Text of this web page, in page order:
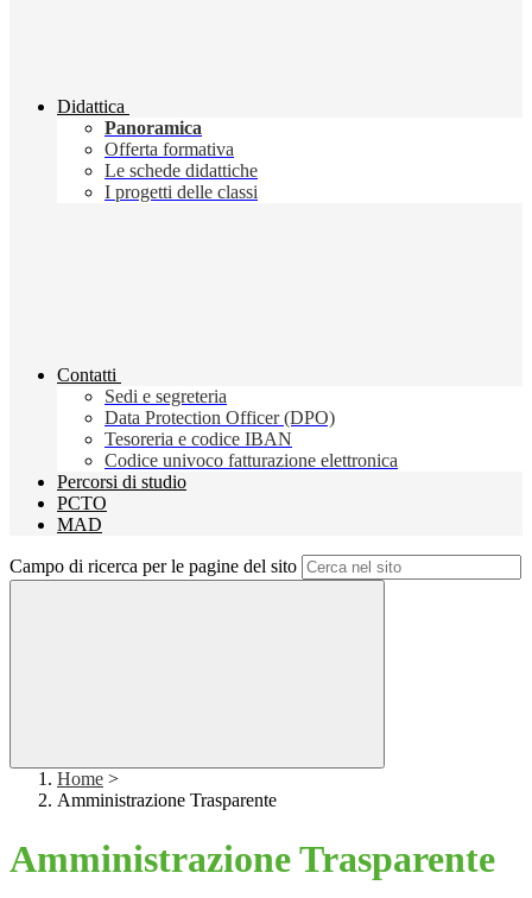
Didattica
Panoramica
Offerta formativa
Le schede didattiche
I progetti delle classi
Contatti
Sedi e segreteria
Data Protection Officer (DPO)
Tesoreria e codice IBAN
Codice univoco fatturazione elettronica
Percorsi di studio
PCTO
MAD
Campo di ricerca per le pagine del sito
Home >
Amministrazione Trasparente
Amministrazione Trasparente